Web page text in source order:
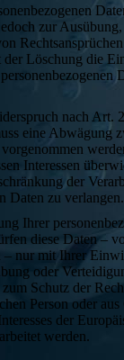
zur
der Löschung die
nach Art.
eine Abwägung
vorgenommen
Interessen
der
Daten zu verlangen.
Ihrer
diese Daten –
– nur mit Ihrer
oder
Schutz der
Person oder
der
werden.